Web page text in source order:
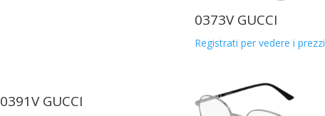
0373V GUCCI
Registrati per vedere i prezzi
0391V GUCCI